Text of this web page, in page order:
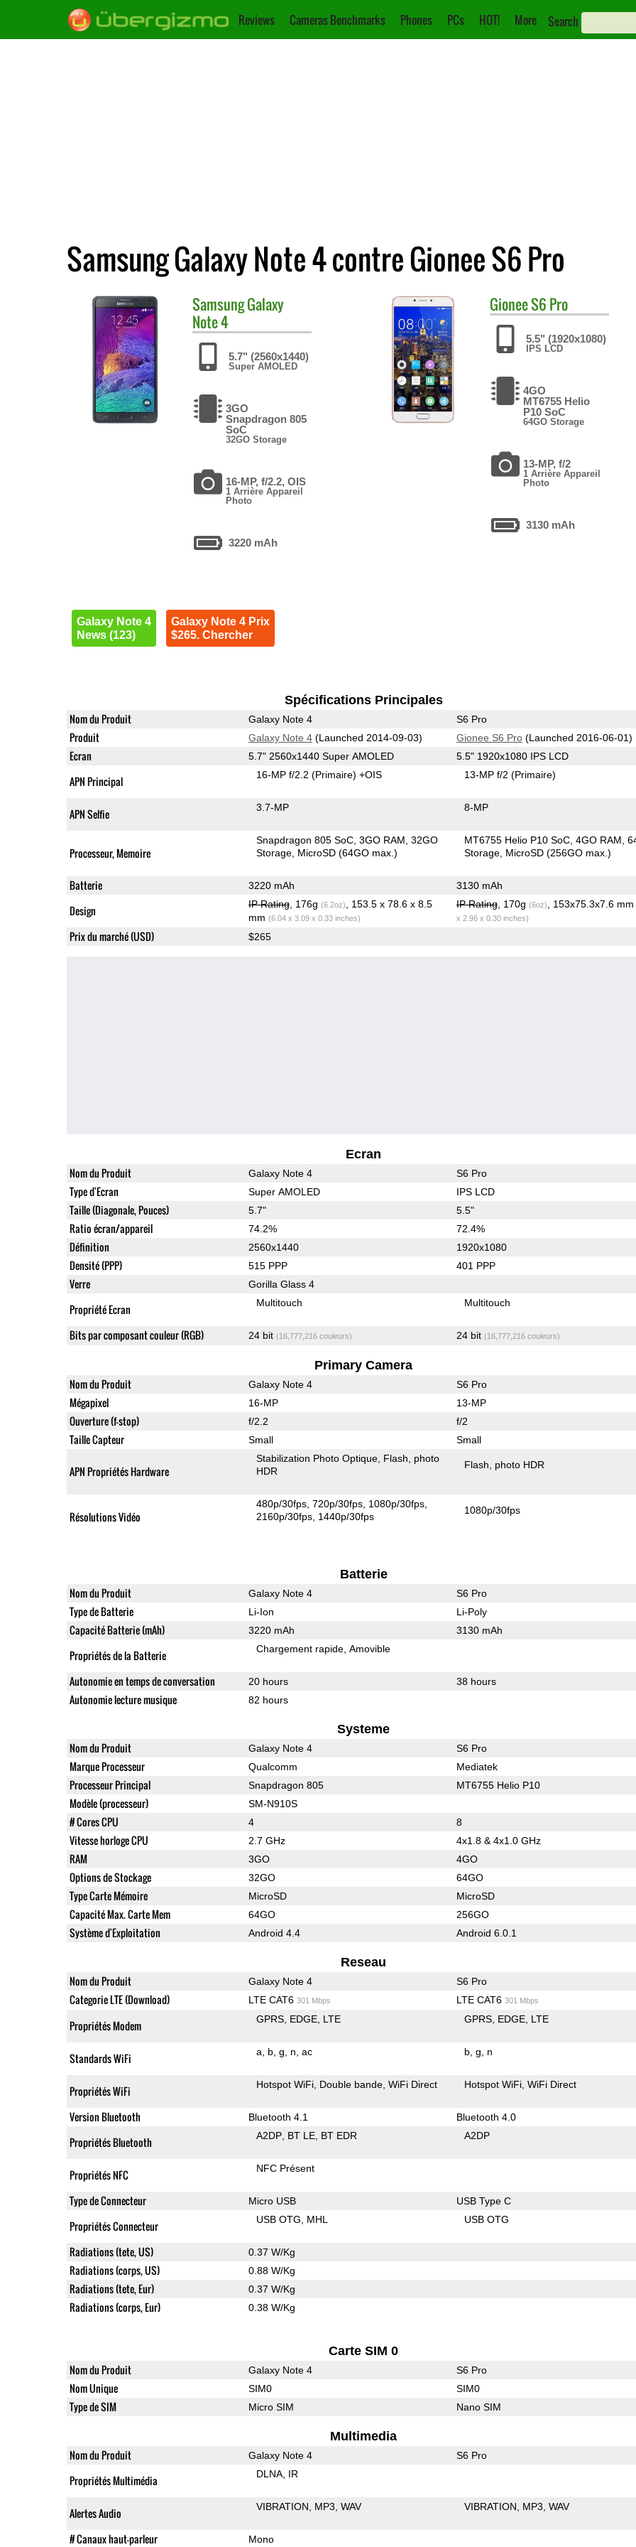
Reviews Cameras Benchmarks Phones PCs HOT! More Search
Samsung Galaxy Note 4 contre Gionee S6 Pro
SamsungGalaxy
Note 4
5.7" (2560x1440)
Super AMOLED
3GO
Snapdragon 805
SoC
32GO Storage
16-MP, f/2.2, OIS
1 Arrière Appareil
Photo
3220 mAh
Galaxy Note 4
News (123)
Galaxy Note 4 Prix
$265. Chercher
GioneeS6 Pro
5.5" (1920x1080)
IPS LCD
4GO
MT6755 Helio
P10 SoC
64GO Storage
13-MP, f/2
1 Arrière Appareil
Photo
3130 mAh
Spécifications Principales
Nom du Produit Galaxy Note 4 S6 Pro
Produit Galaxy Note 4(Launched 2014-09-03) Gionee S6 Pro(Launched 2016-06-01)
Ecran 5.7" 2560x1440 Super AMOLED 5.5" 1920x1080 IPS LCD
APN Principal 16-MP f/2.2(Primaire) +OIS 13-MP f/2(Primaire)
APN Selfie 3.7-MP 8-MP
Processeur, Memoire
Snapdragon 805 SoC 3GO RAM 32GO
Storage MicroSD (64GO max.)
MT6755 Helio P10 SoC 4GO RAM
Storage MicroSD (256GO max.)
Batterie 3220 mAh 3130 mAh
Design IP Rating, 176g (6.2oz)
, 153.5 x 78.6 x 8.5
mm (6.04 x 3.09 x 0.33 inches)
IP Rating, 170g (6oz) , 153x75.3x7.6 mm
x 2.96 x 0.30 inches)
Prix du marché (USD) $265
Ecran
Nom du Produit Galaxy Note 4 S6 Pro
Type d'Ecran Super AMOLED IPS LCD
Taille (Diagonale, Pouces) 5.7" 5.5"
Ratio écran/appareil 74.2% 72.4%
Définition 2560x1440 1920x1080
Densité (PPP) 515 PPP 401 PPP
Verre Gorilla Glass 4
Propriété Ecran Multitouch Multitouch
Bits par composant couleur (RGB) 24 bit (16,777,216 couleurs) 24 bit (16,777,216 couleurs)
Primary Camera
Nom du Produit Galaxy Note 4 S6 Pro
Mégapixel 16-MP 13-MP
Ouverture (f-stop) f/2.2 f/2
Taille Capteur Small Small
APN Propriétés Hardware
Stabilization Photo Optique Flash
photo
HDR
Flash photo HDR
Résolutions Vidéo
480p/30fps 720p/30fps 1080p/30fps
2160p/30fps 1440p/30fps
1080p/30fps
Batterie
Nom du Produit Galaxy Note 4 S6 Pro
Type de Batterie Li-Ion Li-Poly
Capacité Batterie (mAh) 3220 mAh 3130 mAh
Propriétés de la Batterie Chargement rapide Amovible
Autonomie en temps de conversation 20 hours 38 hours
Autonomie lecture musique 82 hours
Systeme
Nom du Produit Galaxy Note 4 S6 Pro
Marque Processeur Qualcomm Mediatek
Processeur Principal Snapdragon 805 MT6755 Helio P10
Modèle (processeur) SM-N910S
# Cores CPU 4 8
Vitesse horloge CPU 2.7 GHz 4x1.8 & 4x1.0 GHz
RAM 3GO 4GO
Options de Stockage 32GO 64GO
Type Carte Mémoire MicroSD MicroSD
Capacité Max. Carte Mem 64GO 256GO
Système d'Exploitation Android 4.4 Android 6.0.1
Reseau
Nom du Produit Galaxy Note 4 S6 Pro
Categorie LTE (Download) LTE CAT6 301 Mbps LTE CAT6 301 Mbps
Propriétés Modem GPRS EDGE LTE GPRS EDGE LTE
Standards WiFi a b g n ac b g n
Propriétés WiFi Hotspot WiFi Double bande WiFi Direct Hotspot WiFi WiFi Direct
Version Bluetooth Bluetooth 4.1 Bluetooth 4.0
Propriétés Bluetooth A2DP BT LE BT EDR A2DP
Propriétés NFC NFC Présent
Type de Connecteur Micro USB USB Type C
Propriétés Connecteur USB OTG MHL USB OTG
Radiations (tete, US) 0.37 W/Kg
Radiations (corps, US) 0.88 W/Kg
Radiations (tete, Eur) 0.37 W/Kg
Radiations (corps, Eur) 0.38 W/Kg
Carte SIM 0
Nom du Produit Galaxy Note 4 S6 Pro
Nom Unique SIM0 SIM0
Type de SIM Micro SIM Nano SIM
Multimedia
Nom du Produit Galaxy Note 4 S6 Pro
Propriétés Multimédia DLNA IR
Alertes Audio VIBRATION MP3 WAV VIBRATION MP3 WAV
# Canaux haut-parleur Mono